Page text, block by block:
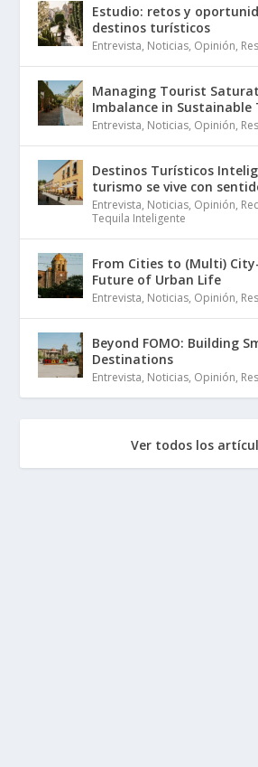
Estudio: retos y
destinos turísticos
Entrevista, Noticias, Opinión,
Managing Tourist
Imbalance in Sustainable
Entrevista, Noticias, Opinión,
Destinos Turísticos
turismo se vive con
Entrevista, Noticias, Opinión,
Tequila Inteligente
From Cities to (Multi)
Future of Urban Life
Entrevista, Noticias, Opinión,
Beyond FOMO: Building
Destinations
Entrevista, Noticias, Opinión,
Ver todos los